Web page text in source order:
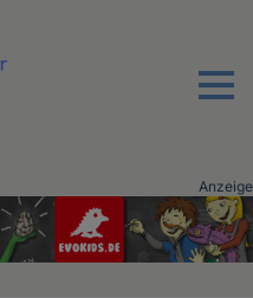
Menu
Anzeige